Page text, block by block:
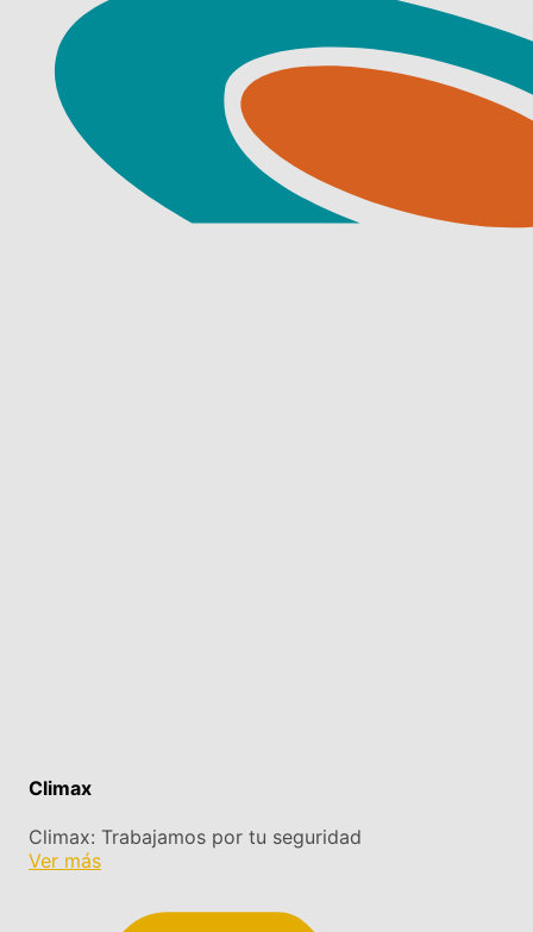
Climax
Climax: Trabajamos por tu seguridad
Ver más